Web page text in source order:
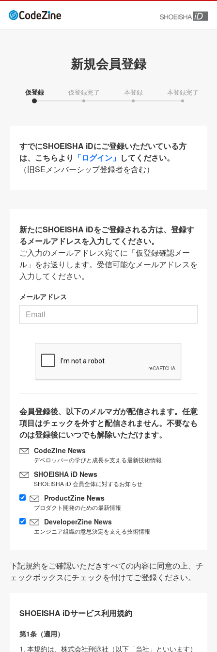
新規会員登録
仮登録 仮登録完了 本登録 本登録完了
すでにSHOEISHA iDにご登録いただいている方
は、こちらより 「ログイン」 してください。
（旧SEメンバーシップ登録者を含む）
新たにSHOEISHA iDをご登録される方は、登録す
るメールアドレスを入力してください。
ご入力のメールアドレス宛てに「仮登録確認メー
ル」をお送りします。受信可能なメールアドレスを
入力してください。
メールアドレス
会員登録後、以下のメルマガが配信されます。任意
項目はチェックを外すと配信されません。不要なも
のは登録後にいつでも解除いただけます。
CodeZine News
デベロッパーの学びと成長を支える最新技術情報
SHOEISHA iD News
SHOEISHA iD 会員全体に対するお知らせ
ProductZine News
プロダクト開発のための最新情報
DeveloperZine News
エンジニア組織の意思決定を支える技術情報
下記規約をご確認いただきすべての内容に同意の上、チ
ェックボックスにチェックを付けてご登録ください。
SHOEISHA iDサービス利用規約
第1条（適用）
1. 本規約は、株式会社翔泳社（以下「当社」といいます）